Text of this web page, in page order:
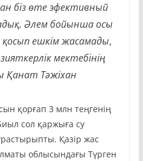
біз өте эфективный
Әлем бойынша осы
ешкім жасамады,
мектебінің
Қанат Тәжіхан
қорғап 3 млн теңгенің
сол қаржыға су
Қазір жас
облысындағы Түрген